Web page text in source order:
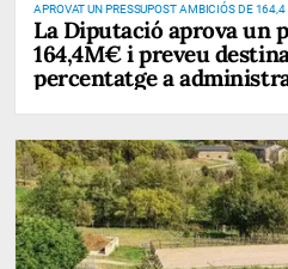
APROVAT UN PRESSUPOST AMBICIÓS DE
La Diputació aprova un
164,4M€ i preveu destinar un fort
percentatge a